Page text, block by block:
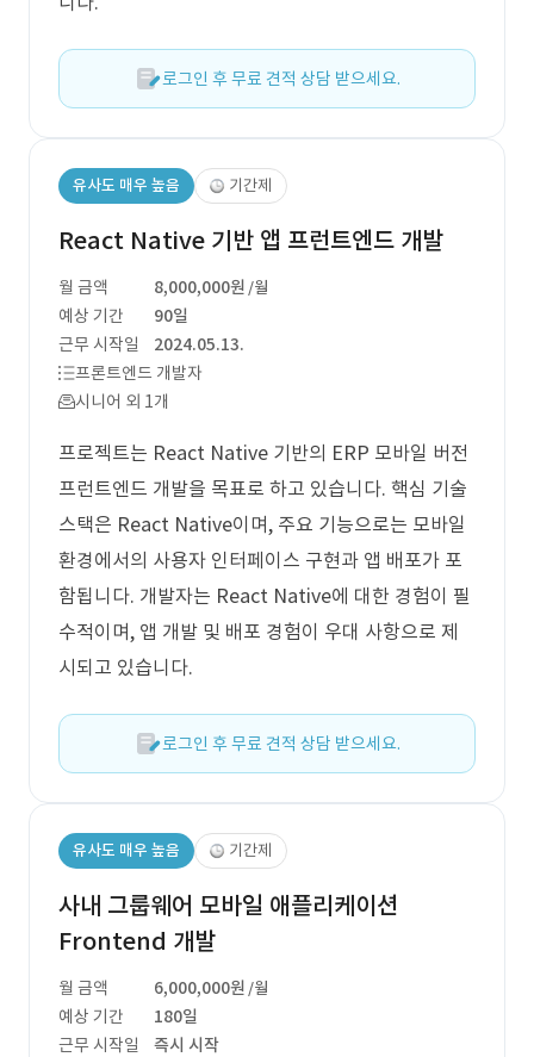
로그인 후 무료 견적 상담 받으세요.
유사도 매우 높음 기간제
React Native 기반 앱 프런트엔드 개발
월 금액 8,000,000원 /월
예상 기간
90일
근무 시작일
2024.05.13.
프론트엔드 개발자
시니어 외 1개
프로젝트는 React Native 기반의 ERP 모바일 버전
프런트엔드 개발을 목표로 하고 있습니다. 핵심 기술
스택은 React Native이며, 주요 기능으로는 모바일
환경에서의 사용자 인터페이스 구현과 앱 배포가 포
함됩니다. 개발자는 React Native에 대한 경험이 필
수적이며, 앱 개발 및 배포 경험이 우대 사항으로 제
시되고 있습니다.
로그인 후 무료 견적 상담 받으세요.
유사도 매우 높음 기간제
사내 그룹웨어 모바일 애플리케이션
Frontend 개발
월 금액 6,000,000원 /월
예상 기간
180일
근무 시작일
즉시 시작